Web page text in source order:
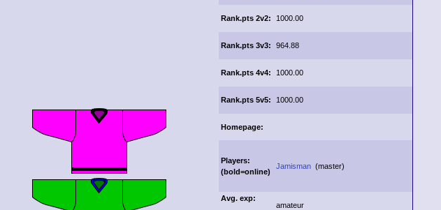
Rank.pts 2v2: 1000.00
Rank.pts 3v3: 964.88
Rank.pts 4v4: 1000.00
Rank.pts 5v5: 1000.00
Homepage:
Players:
(bold=online)
Jamisman (master)
Avg. exp:
amateur